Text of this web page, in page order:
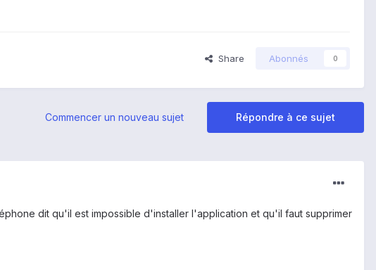
Share Abonnés 0
Répondre à ce sujet
Commencer un nouveau sujet
dit qu'il est impossible d'installer l'application et qu'il faut supprimer